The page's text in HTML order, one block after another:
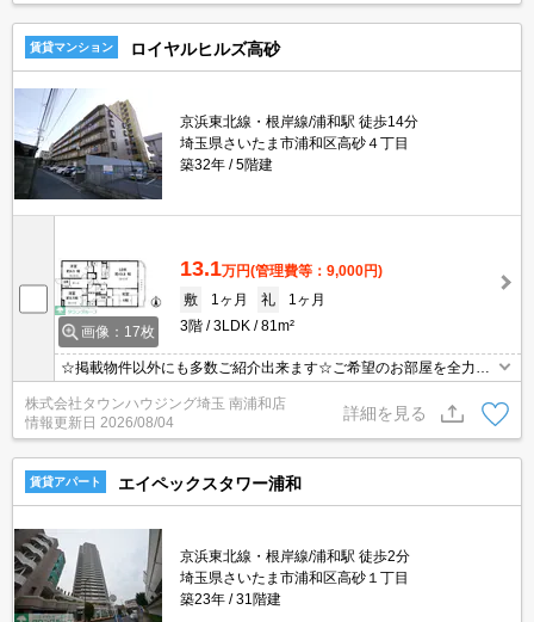
賃貸マンション ロイヤルヒルズ高砂
京浜東北線・根岸線/浦和駅 徒歩14分
埼玉県さいたま市浦和区高砂４丁目
築32年
5階建
画像：17枚
13.1万円(管理費等：9,000円)
敷
1ヶ月 礼
1ヶ月
3階
3LDK 81m²
☆掲載物件以外にも多数ご紹介出来ます☆ご希望のお部屋を全力で
お探しさせて頂きます♪
株式会社タウンハウジング埼玉 南浦和店
情報更新日 2026/08/04
詳細を見る
賃貸アパート エイペックスタワー浦和
京浜東北線・根岸線/浦和駅 徒歩2分
埼玉県さいたま市浦和区高砂１丁目
築23年
31階建